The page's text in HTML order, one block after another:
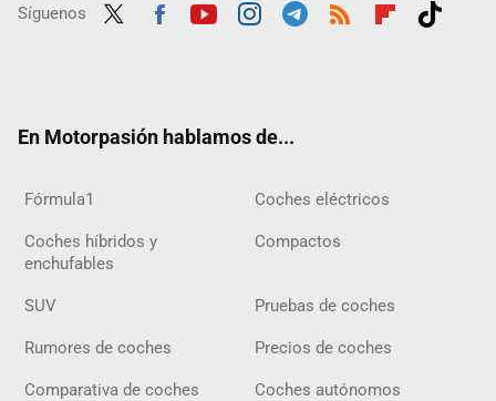
Síguenos
En Motorpasión hablamos de...
Fórmula1 Coches eléctricos
Coches híbridos y
enchufables
Compactos
SUV Pruebas de coches
Rumores de coches Precios de coches
Comparativa de coches Coches autónomos